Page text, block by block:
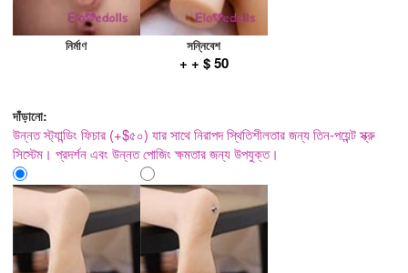
নির্মাণ সন্নিবেশ
+ + $ 50
দাঁড়ানো:
উন্নত স্ট্যান্ডিং ফিচার (+$৫০) যার সাথে নিরাপদ স্থিতিশীলতার জন্য তিন-পয়েন্ট স্ক্রু
সিস্টেম। প্রদর্শন এবং উন্নত পোজিং ক্ষমতার জন্য উপযুক্ত।